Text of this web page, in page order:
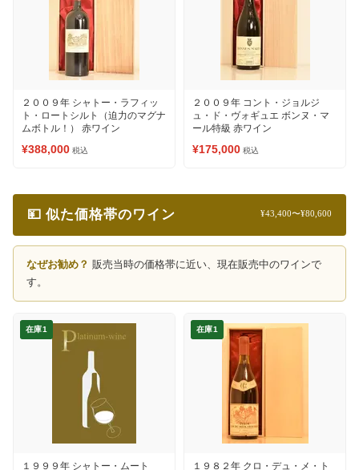
２００９年 シャトー・ラフィッ
ト・ロートシルト（迫力のマグナ
ムボトル！） 赤ワイン
¥388,000 税込
２００９年 コント・ジョルジ
ュ・ド・ヴォギュエ ボンヌ・マ
ール特級 赤ワイン
¥175,000 税込
💴 似た価格帯のワイン ¥43,400〜¥80,600
なぜお勧め？ 販売当時の価格帯に近い、現在販売中のワインで
す。
在庫1
１９９９年 シャトー・ムート
在庫1
１９８２年 クロ・デュ・メ・ト